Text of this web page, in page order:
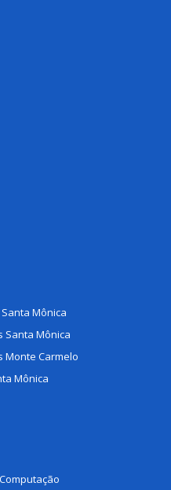
Mônica
Santa Mônica
Monte Carmelo
Mônica